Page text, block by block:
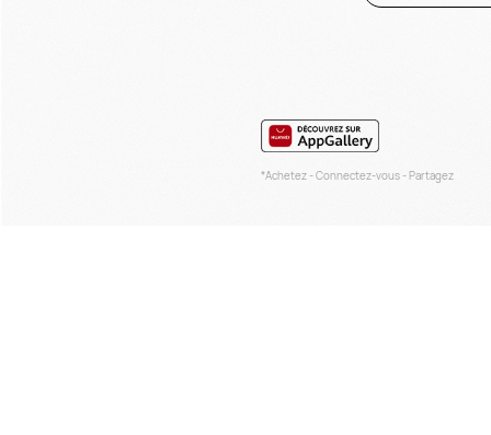
*Achetez - Connectez-vous - Partagez